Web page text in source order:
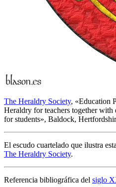
The Heraldry Society, «Education
Heraldry for teachers together with
for students», Baldock,
El escudo cuartelado que ilustra
The Heraldry Society.
Referencia bibliográfica del siglo